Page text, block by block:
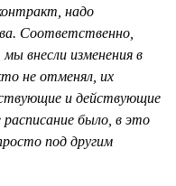
надо
Соответственно,
внесли изменения в
не отменял, их
и действующие
было, в это
под другим